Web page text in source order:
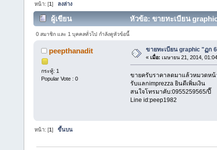
หน้า: [1] ลงล่าง
ผู้เขียน หัวข้อ: ขายทะเบียน
0 สมาชิก และ 1 บุคคลทั่วไป กำลังดูหัวข้อนี้
peepthanadit
กระทู้: 1
Popular Vote : 0
ขายทะเบียน graphic "ฏก
« เมื่อ: เมษายน 21, 2014,
ขายครับราคาลดมาแล้วหมวดหน้
รับแลกimprezza ยินดีเพิ่มเงิน
สนใจโทรมาคับ:0955259565/ปี๊
Line id:peep1982
หน้า: [1]ขึ้นบน